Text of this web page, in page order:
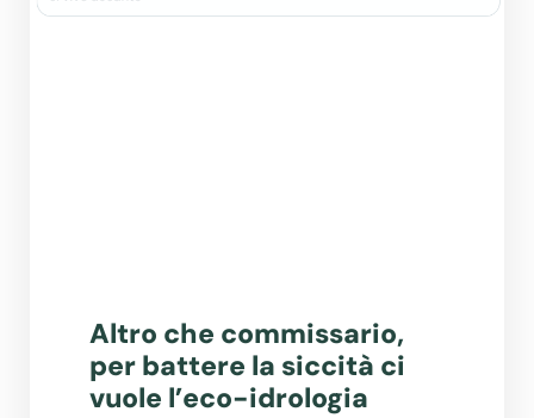
Altro che commissario,
per battere la siccità ci
vuole l’eco-idrologia